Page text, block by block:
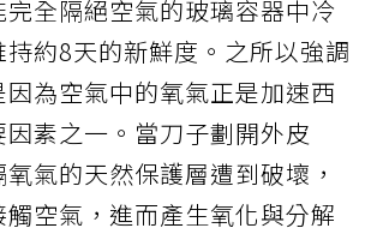
全隔絕空氣的玻璃容器中冷
約8天的新鮮度。之所以強調
為空氣中的氧氣正是加速西
素之一。當刀子劃開外皮
氣的天然保護層遭到破壞，
空氣，進而產生氧化與分解